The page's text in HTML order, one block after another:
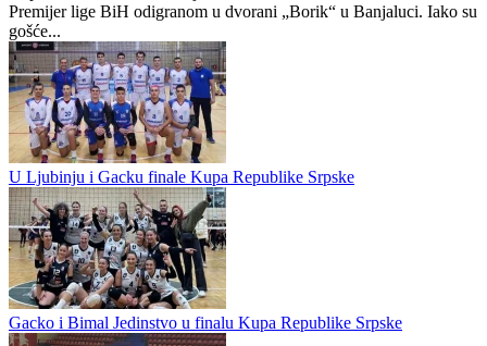
Borac preslišao ORT Novo Sarajevo
Odbojkašice ŽOK Borac ostvarile su važnu domaću pobjedu protiv
ekipe OK ORT Novo Sarajevo rezultatom 3:1, u susretu 17. kola
Premijer lige BiH odigranom u dvorani „Borik“ u Banjaluci. Iako su
gošće...